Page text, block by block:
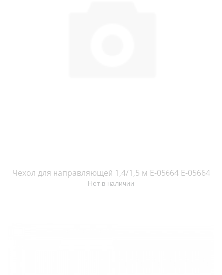
Чехол для направляющей 1,4/1,5 м E-05664 E-05664
Нет в наличии